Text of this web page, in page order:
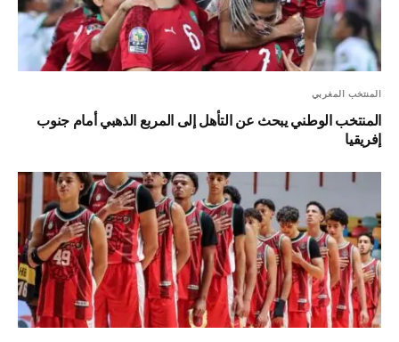
المنتخب المغربي
المنتخب الوطني يبحث عن التأهل إلى المربع الذهبي أمام جنوب
إفريقيا